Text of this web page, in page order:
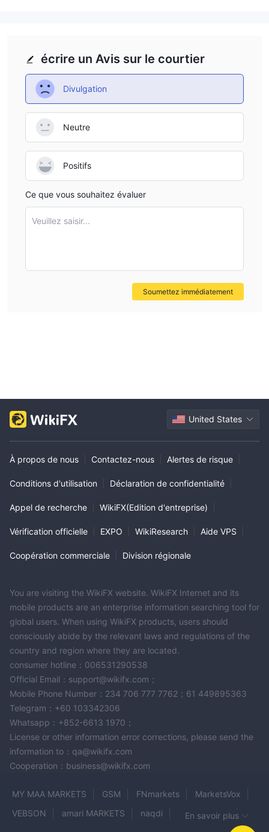
écrire un Avis sur le courtier
Divulgation
Neutre
Positifs
Ce que vous souhaitez évaluer
Veuillez saisir...
Soumettez immédiatement
United States
À propos de nous Contactez-nous Alertes de risque
Conditions d'utilisation Déclaration de confidentialité
Appel de recherche WikiFX(Edition d'entreprise)
Vérification officielle EXPO WikiResearch Aide VPS
Coopération commerciale Division régionale
You are visiting the WikiFX website. WikiFX Internet and its
mobile products are an enterprise information searching tool for
global users. When using WikiFX products, users should
consciously abide by the relevant laws and regulations of the
country and region where they are located.
consumer hotline：006531290538
Official Email：support@wikifx.com；
Mobile Phone Number：234 706 777 7762；61 449895363
Telegram：+60 103342306
Whatsapp：+852-6613 1970；
License or other information error corrections, please send the
information to：qa@wikifx.com
Cooperation：business@wikifx.com
MY MAA MARKETS GSM FNmarkets
MarketsVox
VEBSON
amari MARKETS naqdi
RCG Markets
En savoir plus